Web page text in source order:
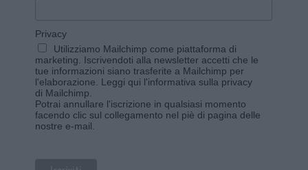
Privacy
Utilizziamo Mailchimp come piattaforma di
marketing. Iscrivendoti alla newsletter accetti che le
tue informazioni siano trasferite a Mailchimp per
l'elaborazione. Leggi qui l'informativa sulla privacy
di Mailchimp
Potrai annullare l'iscrizione in qualsiasi momento
facendo clic sul collegamento nel piè di pagina delle
nostre e-mail.